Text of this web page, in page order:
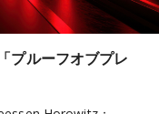
プルーフオブプレ